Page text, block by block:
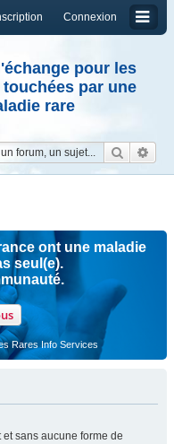
Connexion
pour les
par une
rare
ont une maladie
seul(e).
Rares Info Services
sans aucune forme de